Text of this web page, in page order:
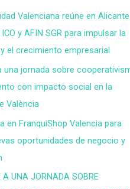
Valenciana reúne en
y AFIN SGR para impulsar la
el crecimiento empresarial
una jornada sobre
con impacto social en la
València
en FranquiShop Valencia para
oportunidades de negocio y
UNA JORNADA SOBRE